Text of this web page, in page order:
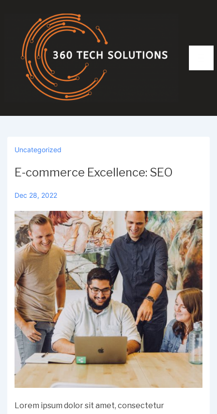
Content
Uncategorized
E-commerce Excellence: SEO
Dec 28, 2022
Lorem ipsum dolor sit amet, consectetur